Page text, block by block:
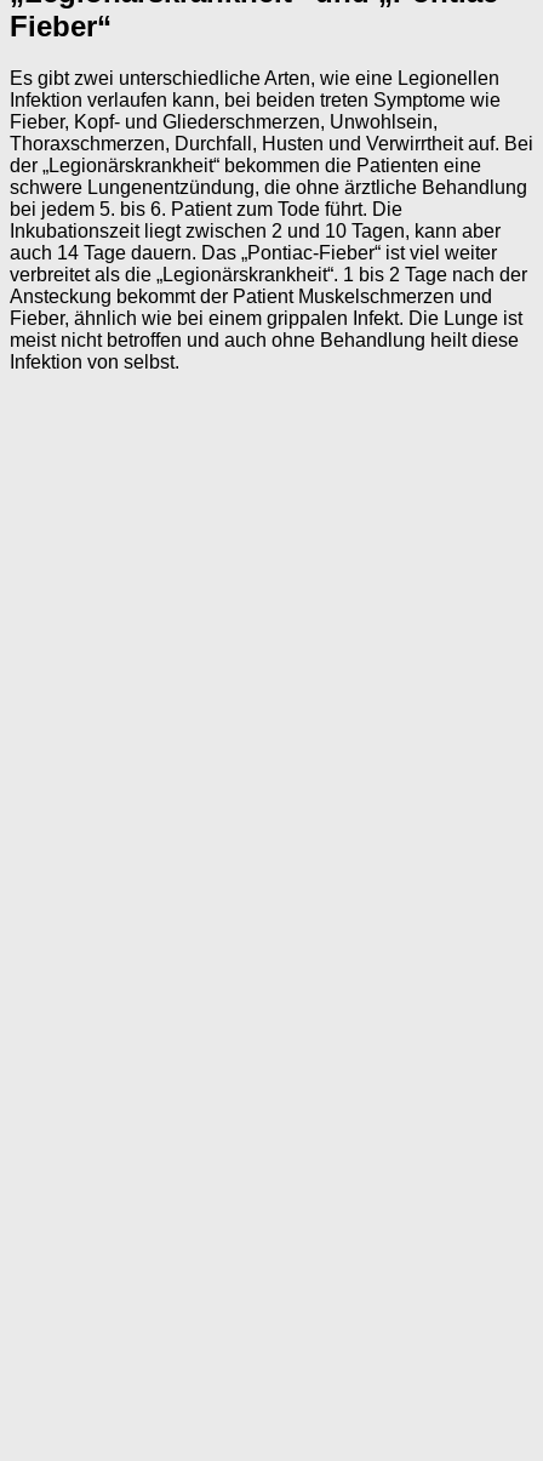
Fieber“
Es gibt zwei unterschiedliche Arten, wie eine Legionellen
Infektion verlaufen kann, bei beiden treten Symptome wie
Fieber, Kopf- und Gliederschmerzen, Unwohlsein,
Thoraxschmerzen, Durchfall, Husten und Verwirrtheit auf. Bei
der „Legionärskrankheit“ bekommen die Patienten eine
schwere Lungenentzündung, die ohne ärztliche Behandlung
bei jedem 5. bis 6. Patient zum Tode führt. Die
Inkubationszeit liegt zwischen 2 und 10 Tagen, kann aber
auch 14 Tage dauern. Das „Pontiac-Fieber“ ist viel weiter
verbreitet als die „Legionärskrankheit“. 1 bis 2 Tage nach der
Ansteckung bekommt der Patient Muskelschmerzen und
Fieber, ähnlich wie bei einem grippalen Infekt. Die Lunge ist
meist nicht betroffen und auch ohne Behandlung heilt diese
Infektion von selbst.